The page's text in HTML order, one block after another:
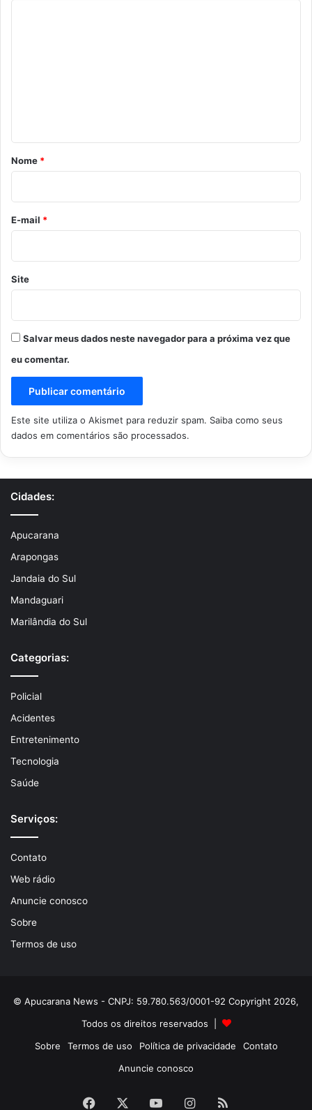
r
o
*
Nome *
E-mail *
Site
Salvar meus dados neste navegador para a próxima vez que
eu comentar.
Este site utiliza o Akismet para reduzir spam. Saiba como seus
dados em comentários são processados.
Cidades:
Apucarana
Arapongas
Jandaia do Sul
Mandaguari
Marilândia do Sul
Categorias:
Policial
Acidentes
Entretenimento
Tecnologia
Saúde
Serviços:
Contato
Web rádio
Anuncie conosco
Sobre
Termos de uso
© Apucarana News - CNPJ: 59.780.563/0001-92 Copyright 2026,
Todos os direitos reservados |
Sobre
Termos de uso Política de privacidade
Contato
Anuncie conosco
Facebook YouTubeInstagram
RSS